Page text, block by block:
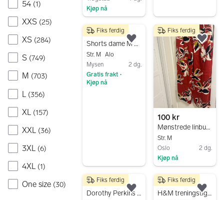
54 (1)
XXS (25)
XS (284)
S (749)
M (703)
L (356)
XL (157)
XXL (36)
3XL (6)
4XL (1)
One size (30)
Kjøp nå
40 kr
Shorts dame M flerfarget bomull
Str. M
Alo
Mysen
2 dg.
Gratis frakt •
Kjøp nå
Fiks ferdig
Legg til som favoritt.
100 kr
Mønstrede linbukser M flerfarget
Str. M
Oslo
2 dg.
Kjøp nå
Fiks ferdig
30 kr
Dorothy Perkins blomstrete bukse L flerfarget dame
Fiks ferdig
Legg til som favoritt.
30 kr
H&M treningstights str 40 flerfarget
Fiks ferdig